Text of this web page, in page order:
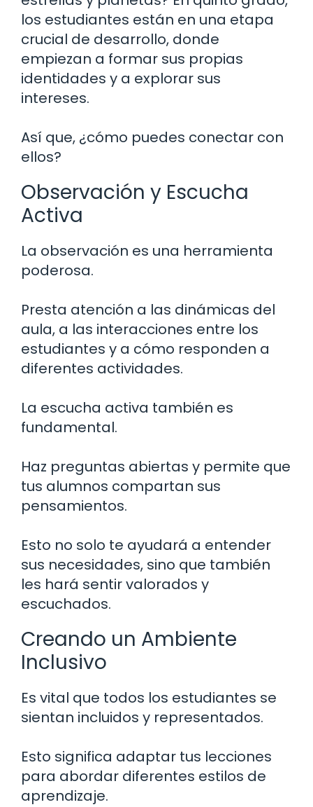
los estudiantes están en una etapa
crucial de desarrollo, donde
empiezan a formar sus propias
identidades y a explorar sus
intereses.
Así que, ¿cómo puedes conectar con
ellos?
Observación y Escucha
Activa
La observación es una herramienta
poderosa.
Presta atención a las dinámicas del
aula, a las interacciones entre los
estudiantes y a cómo responden a
diferentes actividades.
La escucha activa también es
fundamental.
Haz preguntas abiertas y permite que
tus alumnos compartan sus
pensamientos.
Esto no solo te ayudará a entender
sus necesidades, sino que también
les hará sentir valorados y
escuchados.
Creando un Ambiente
Inclusivo
Es vital que todos los estudiantes se
sientan incluidos y representados.
Esto significa adaptar tus lecciones
para abordar diferentes estilos de
aprendizaje.